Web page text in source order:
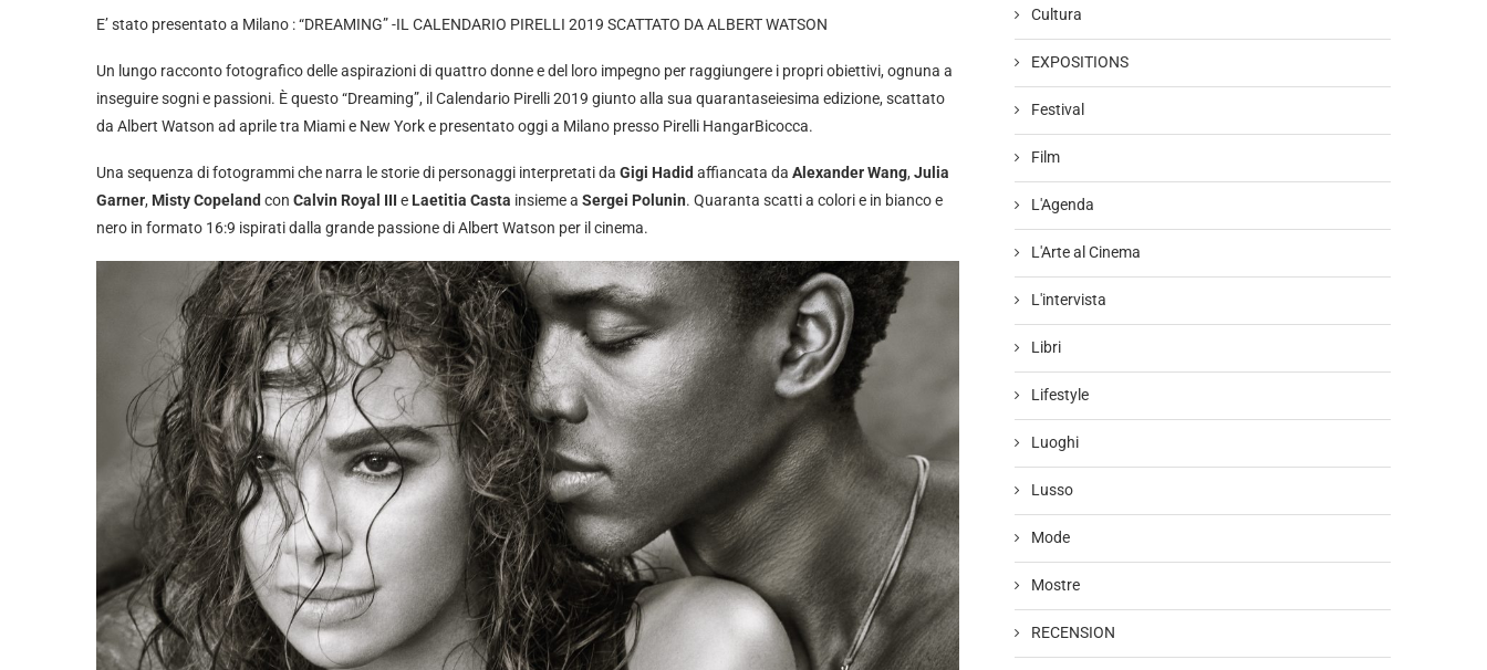
E’ stato presentato a Milano : “DREAMING” -IL CALENDARIO PIRELLI 2019 SCATTATO DA ALBERT WATSON
Un lungo racconto fotografico delle aspirazioni di quattro donne e del loro impegno per raggiungere i propri obiettivi, ognuna a
inseguire sogni e passioni. È questo “Dreaming”, il Calendario Pirelli 2019 giunto alla sua quarantaseiesima edizione, scattato
da Albert Watson ad aprile tra Miami e New York e presentato oggi a Milano presso Pirelli HangarBicocca.
Una sequenza di fotogrammi che narra le storie di personaggi interpretati da Gigi Hadid affiancata da Alexander Wang, Julia
Garner, Misty Copeland con Calvin Royal III e Laetitia Casta insieme a Sergei Polunin. Quaranta scatti a colori e in bianco e
nero in formato 16:9 ispirati dalla grande passione di Albert Watson per il cinema.
Cultura
EXPOSITIONS
Festival
Film
L'Agenda
L'Arte al Cinema
L'intervista
Libri
Lifestyle
Luoghi
Lusso
Mode
Mostre
RECENSION